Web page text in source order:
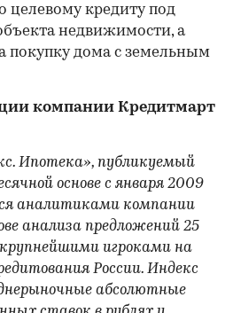
целевому кредиту под
недвижимости, а
покупку дома с земельным
компании Кредитмарт
Ипотека», публикуемый
основе с января 2009
аналитиками компании
анализа предложений 25
игроками на
России. Индекс
абсолютные